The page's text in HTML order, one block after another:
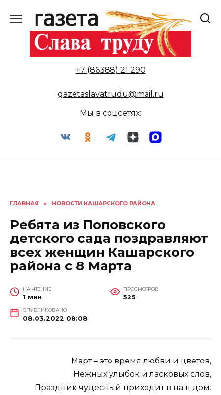
содержанию
+7 (86388) 21 290
gazetaslavatrudu@mail.ru
Мы в соцсетях:
ГЛАВНАЯ » НОВОСТИ КАШАРСКОГО РАЙОНА
Ребята из Поповского
детского сада поздравляют
всех женщин Кашарского
района с 8 Марта
НА ЧТЕНИЕ
1 мин
ПРОСМОТРОВ
525
ОПУБЛИКОВАНО
08.03.2022 08:08
Март – это время любви и цветов,
Нежных улыбок и ласковых слов,
Праздник чудесный приходит в наш дом.